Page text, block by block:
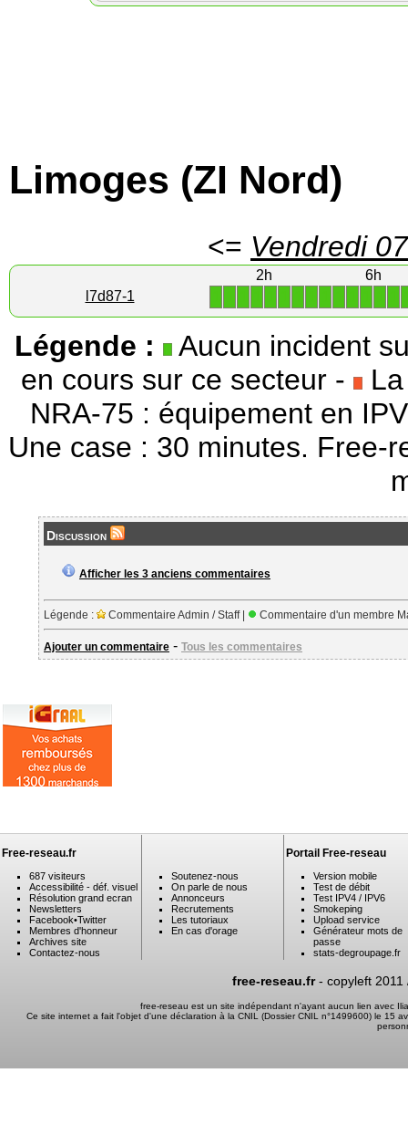
Limoges (ZI Nord)
<= Vendredi
2h
6h
l7d87-1
Légende :
Aucun incident
en cours sur ce secteur - La
NRA-75 : équipement en
Une case : 30 minutes. Free-
Discussion
Afficher les 3 anciens commentaires
Légende : Commentaire Admin / Staff | Commentaire d'un membre
Ajouter un commentaire - Tous les commentaires
Free-reseau.fr
687 visiteurs
Accessibilité - déf. visuel
Résolution grand ecran
Newsletters
Facebook•Twitter
Membres d'honneur
Archives site
Contactez-nous
Soutenez-nous
On parle de nous
Annonceurs
Recrutements
Les tutoriaux
En cas d'orage
Portail Free-reseau
Version mobile
Test de débit
Test IPV4 / IPV6
Smokeping
Upload service
Générateur mots de
passe
stats-degroupage.fr
free-reseau.fr- copyleft 2011
free-reseau est un site indépendant n'ayant aucun lien avec
Ce site internet a fait l'objet d'une déclaration à la CNIL (Dossier CNIL n°1499600) le 15